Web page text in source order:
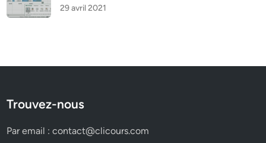
29 avril 2021
Trouvez-nous
Par email :contact@clicours.com